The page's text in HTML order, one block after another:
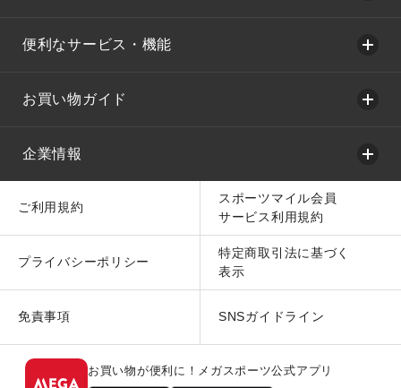
便利なサービス・機能
お買い物ガイド
企業情報
ご利用規約
スポーツマイル会員
サービス利用規約
プライバシーポリシー
特定商取引法に基づく
表示
免責事項 SNSガイドライン
お買い物が便利に！メガスポーツ公式アプリ